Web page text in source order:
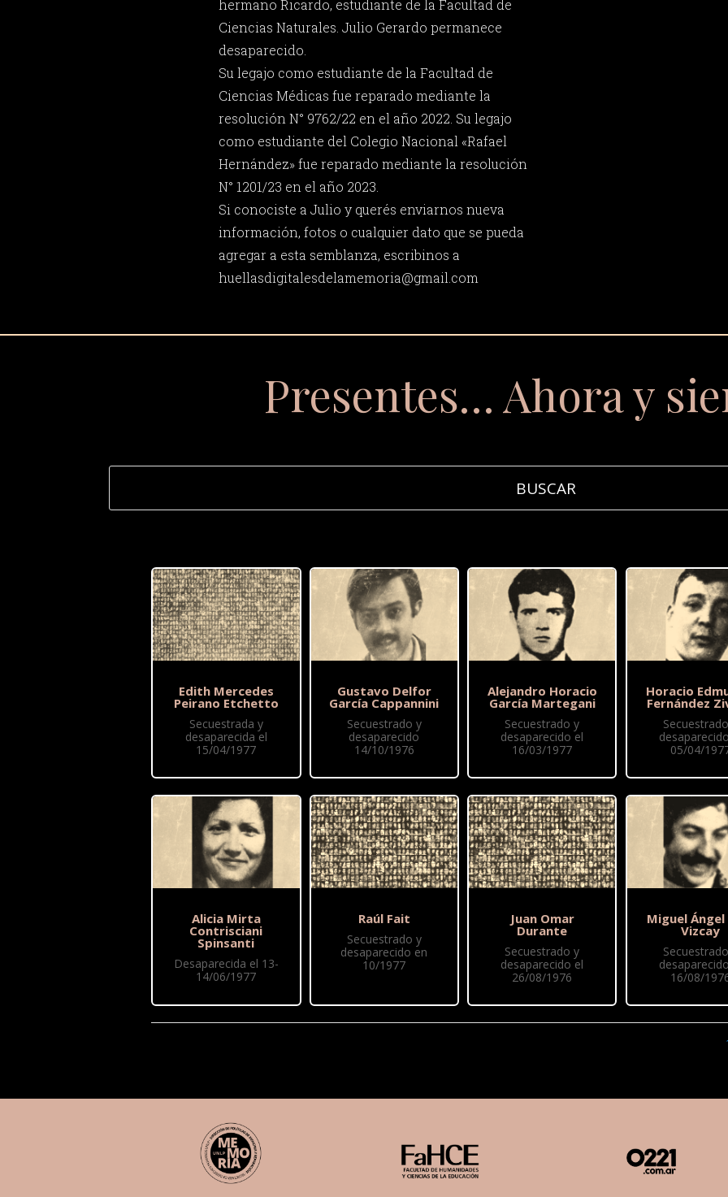
hermano Ricardo, estudiante de la Facultad de
Ciencias Naturales. Julio Gerardo permanece
desaparecido.
Su legajo como estudiante de la Facultad de
Ciencias Médicas fue reparado mediante la
resolución N° 9762/22 en el año 2022. Su legajo
como estudiante del Colegio Nacional «Rafael
Hernández» fue reparado mediante la resolución
N° 1201/23 en el año 2023.
Si conociste a Julio y querés enviarnos nueva
información, fotos o cualquier dato que se pueda
agregar a esta semblanza, escribinos a
huellasdigitalesdelamemoria@gmail.com
Presentes… Ahora y
Edith Mercedes
Peirano Etchetto
Secuestrada y
desaparecida el
15/04/1977
Alicia Mirta
Contrisciani
Spinsanti
Desaparecida el 13-
14/06/1977
Gustavo Delfor
García Cappannini
Secuestrado y
desaparecido
14/10/1976
Raúl Fait
Secuestrado y
desaparecido en
10/1977
Alejandro Horacio
García Martegani
Secuestrado y
desaparecido el
16/03/1977
Juan Omar
Durante
Secuestrado y
desaparecido el
26/08/1976
Horacio
Fernández
05/04/
Miguel Ángel
Vizcay
16/08/